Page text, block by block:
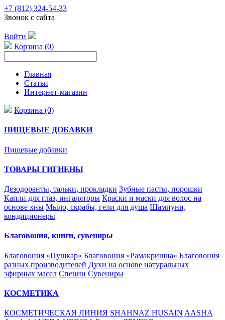
+7 (812) 324-54-33
Звонок с сайта
Войти
Корзина (0)
Главная
Статьи
Интернет-магазин
Корзина (0)
ПИЩЕВЫЕ ДОБАВКИ
Пищевые добавки
ТОВАРЫ ГИГИЕНЫ
Дезодоранты, тальки, прокладки Зубные пасты, порошки
Капли для глаз, ингаляторы Краски и маски для волос на
основе хны Мыло, скрабы, гели для душа Шампуни,
кондиционеры
Благовония, книги, сувениры
Благовония «Пушкар» Благовония «Рамакришна» Благовония
разных производителей Духи на основе натуральных
эфирных масел Специи Сувениры
КОСМЕТИКА
КОСМЕТИЧЕСКАЯ ЛИНИЯ SHAHNAZ HUSAIN AASHA